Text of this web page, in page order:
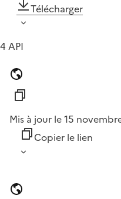
Télécharger
4 API
Mis à jour le 15
Copier le lien